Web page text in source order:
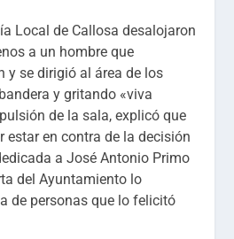
Local de Callosa desalojaron
a un hombre que
y se dirigió al área de los
y gritando «viva
de la sala, explicó que
estar en contra de la decisión
a José Antonio Primo
del Ayuntamiento lo
de personas que lo felicitó